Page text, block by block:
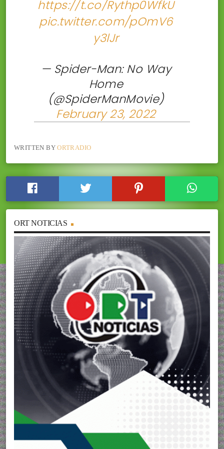
https://t.co/Rythp0WfkU
pic.twitter.com/pOmV6
y3lJr
— Spider-Man: No Way
Home
(@SpiderManMovie)
February 23, 2022
WRITTEN BYORTRADIO
ORT NOTICIAS